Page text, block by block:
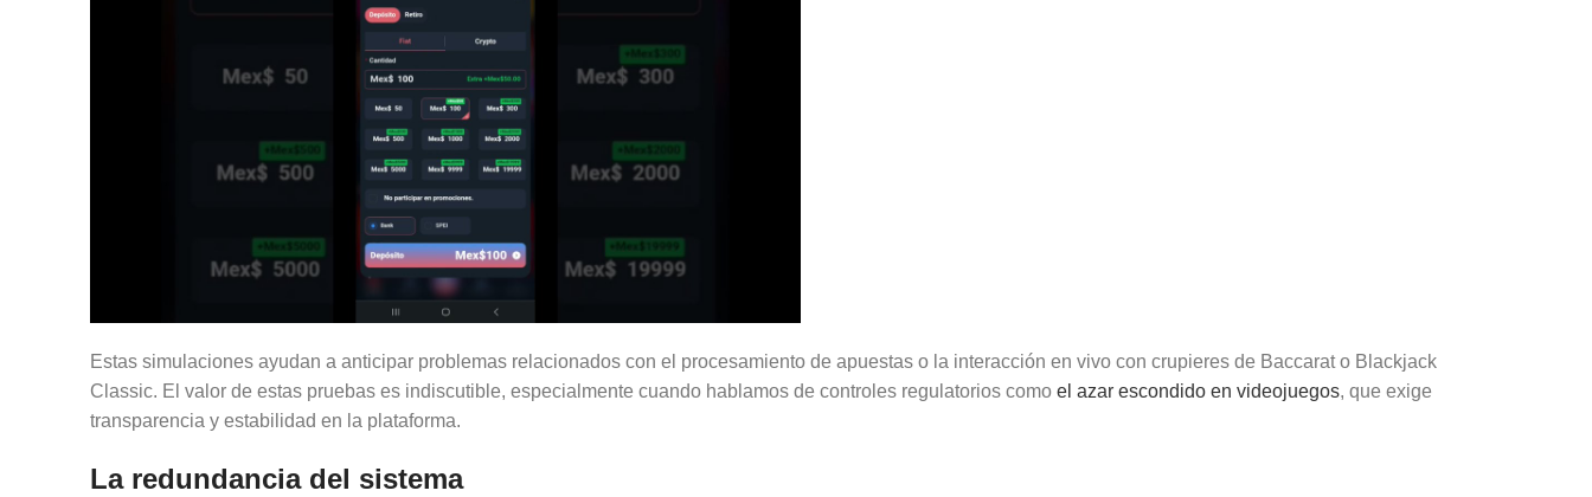
Estas simulaciones ayudan a anticipar problemas relacionados con el procesamiento de apuestas o la interacción en vivo con crupieres de Baccarat o Blackjack
Classic. El valor de estas pruebas es indiscutible, especialmente cuando hablamos de controles regulatorios como el azar escondido en videojuegos, que exige
transparencia y estabilidad en la plataforma.
La redundancia del sistema